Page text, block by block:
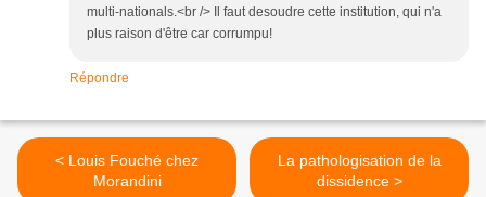
multi-nationals.<br /> Il faut desoudre cette institution, qui n'a
plus raison d'être car corrumpu!
Répondre
< Louis Fouché chez
Morandini
La pathologisation de la
dissidence >